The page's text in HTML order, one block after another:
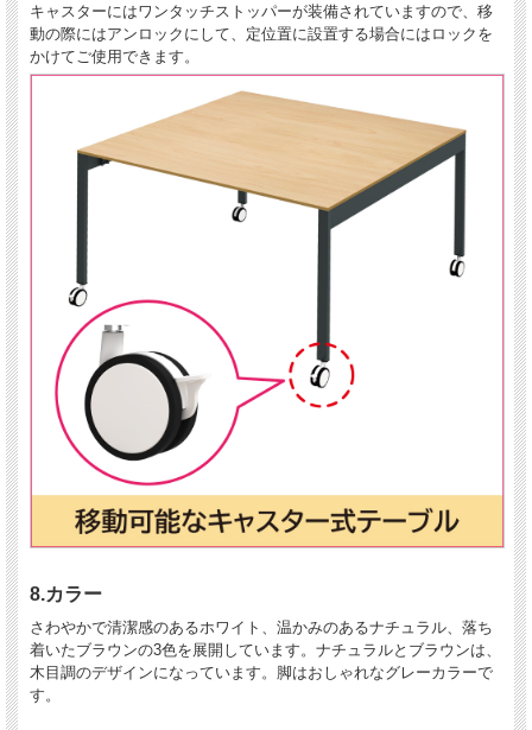
キャスターにはワンタッチストッパーが装備されていますので、移
動の際にはアンロックにして、定位置に設置する場合にはロックを
かけてご使用できます。
8.カラー
さわやかで清潔感のあるホワイト、温かみのあるナチュラル、落ち
着いたブラウンの3色を展開しています。ナチュラルとブラウンは、
木目調のデザインになっています。脚はおしゃれなグレーカラーで
す。